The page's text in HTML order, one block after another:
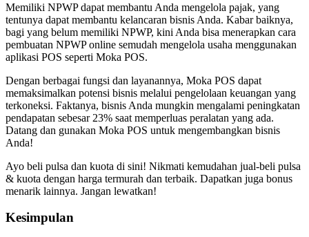
Memiliki NPWP dapat membantu Anda mengelola pajak, yang
tentunya dapat membantu kelancaran bisnis Anda. Kabar baiknya,
bagi yang belum memiliki NPWP, kini Anda bisa menerapkan cara
pembuatan NPWP online semudah mengelola usaha menggunakan
aplikasi POS seperti Moka POS.
Dengan berbagai fungsi dan layanannya, Moka POS dapat
memaksimalkan potensi bisnis melalui pengelolaan keuangan yang
terkoneksi. Faktanya, bisnis Anda mungkin mengalami peningkatan
pendapatan sebesar 23% saat memperluas peralatan yang ada.
Datang dan gunakan Moka POS untuk mengembangkan bisnis
Anda!
Ayo beli pulsa dan kuota di sini! Nikmati kemudahan jual-beli pulsa
& kuota dengan harga termurah dan terbaik. Dapatkan juga bonus
menarik lainnya. Jangan lewatkan!
Kesimpulan